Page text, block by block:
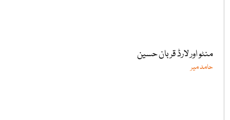
منٹو اور لارڈ قربان حسین
حامد میر